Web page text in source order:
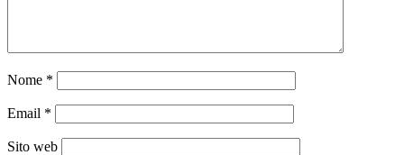
Nome *
Email *
Sito web